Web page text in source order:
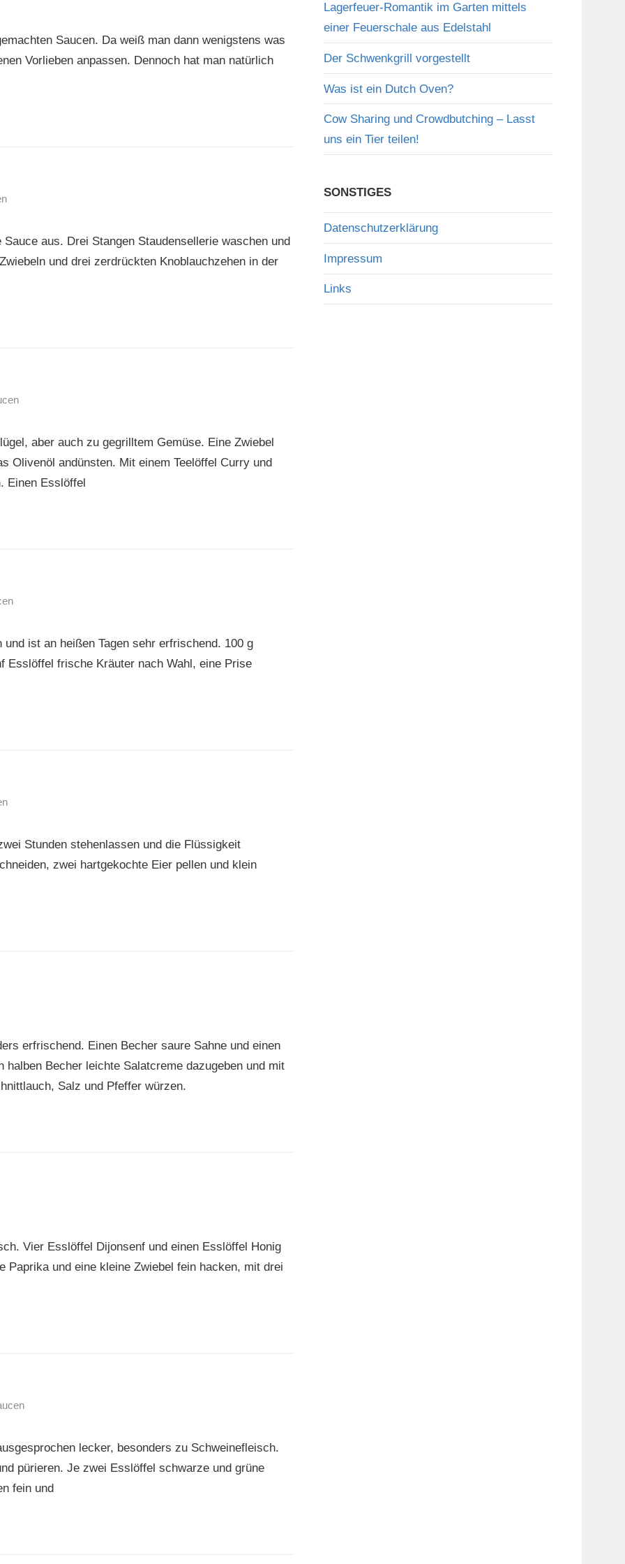
Saucen. Da weiß man dann wenigstens was
Vorlieben anpassen. Dennoch hat man natürlich
aus. Drei Stangen Staudensellerie waschen und
und drei zerdrückten Knoblauchzehen in der
aber auch zu gegrilltem Gemüse. Eine Zwiebel
Olivenöl andünsten. Mit einem Teelöffel Curry und
Einen Esslöffel
ist an heißen Tagen sehr erfrischend. 100 g
Esslöffel frische Kräuter nach Wahl, eine Prise
Stunden stehenlassen und die Flüssigkeit
zwei hartgekochte Eier pellen und klein
erfrischend. Einen Becher saure Sahne und einen
Becher leichte Salatcreme dazugeben und mit
Salz und Pfeffer würzen.
Vier Esslöffel Dijonsenf und einen Esslöffel Honig
Paprika und eine kleine Zwiebel fein hacken, mit drei
lecker, besonders zu Schweinefleisch.
pürieren. Je zwei Esslöffel schwarze und grüne
fein und
Lagerfeuer-Romantik im Garten mittels
einer Feuerschale aus Edelstahl
Der Schwenkgrill vorgestellt
Was ist ein Dutch Oven?
Cow Sharing und Crowdbutching – Lasst
uns ein Tier teilen!
SONSTIGES
Datenschutzerklärung
Impressum
Links